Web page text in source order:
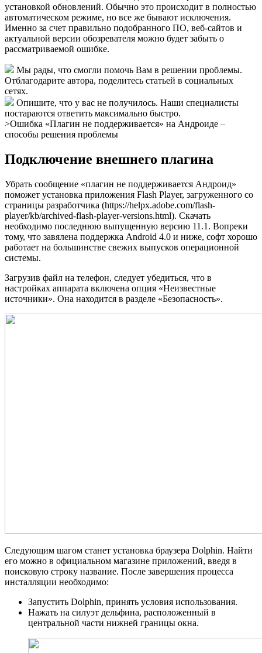
установкой обновлений. Обычно это происходит в полностью
автоматическом режиме, но все же бывают исключения.
Именно за счет правильно подобранного ПО, веб-сайтов и
актуальной версии обозревателя можно будет забыть о
рассматриваемой ошибке.
Мы рады, что смогли помочь Вам в решении проблемы.
Отблагодарите автора, поделитесь статьей в социальных
сетях.
Опишите, что у вас не получилось. Наши специалисты
постараются ответить максимально быстро.
>Ошибка «Плагин не поддерживается» на Андроиде –
способы решения проблемы
Подключение внешнего плагина
Убрать сообщение «плагин не поддерживается Андроид»
поможет установка приложения Flash Player, загруженного со
страницы разработчика (https://helpx.adobe.com/flash-
player/kb/archived-flash-player-versions.html). Скачать
необходимо последнюю выпущенную версию 11.1. Вопреки
тому, что завялена поддержка Android 4.0 и ниже, софт хорошо
работает на большинстве свежих выпусков операционной
системы.
Загрузив файл на телефон, следует убедиться, что в
настройках аппарата включена опция «Неизвестные
источники». Она находится в разделе «Безопасность».
Следующим шагом станет установка браузера Dolphin. Найти
его можно в официальном магазине приложений, введя в
поисковую строку название. После завершения процесса
инсталляции необходимо:
Запустить Dolphin, принять условия использования.
Нажать на силуэт дельфина, расположенный в
центральной части нижней границы окна.